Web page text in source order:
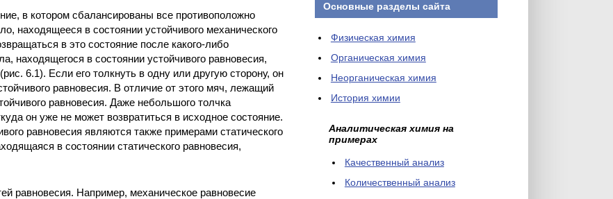
в котором сбалансированы все противоположно
находящееся в состоянии устойчивого механического
в это состояние после какого-либо
находящегося в состоянии устойчивого равновесия,
6.1). Если его толкнуть в одну или другую сторону, он
равновесия. В отличие от этого мяч, лежащий
равновесия. Даже небольшого толчка
он уже не может возвратиться в исходное состояние.
равновесия являются также примерами статического
в состоянии статического равновесия,
равновесия. Например, механическое равновесие
Основные разделы сайта
Физическая химия
Органическая химия
Неорганическая химия
История химии
Аналитическая химия на
примерах
Качественный анализ
Количественный анализ